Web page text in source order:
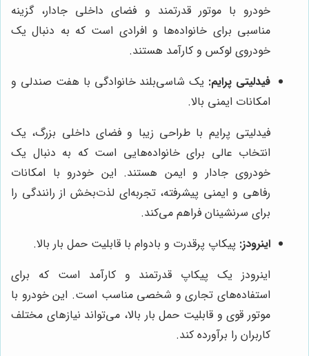
خودرو با موتور قدرتمند و فضای داخلی جادار، گزینه
مناسبی برای خانواده‌ها و افرادی است که به دنبال یک
خودروی لوکس و کارآمد هستند.
فیدلیتی پرایم: یک شاسی‌بلند خانوادگی با هفت صندلی و
امکانات ایمنی بالا.
فیدلیتی پرایم با طراحی زیبا و فضای داخلی بزرگ، یک
انتخاب عالی برای خانواده‌هایی است که به دنبال یک
خودروی جادار و ایمن هستند. این خودرو با امکانات
رفاهی و ایمنی پیشرفته، تجربه‌ای لذت‌بخش از رانندگی را
برای سرنشینان فراهم می‌کند.
اینرودز: پیکاپ پرقدرت و بادوام با قابلیت حمل بار بالا.
اینرودز یک پیکاپ قدرتمند و کارآمد است که برای
استفاده‌های تجاری و شخصی مناسب است. این خودرو با
موتور قوی و قابلیت حمل بار بالا، می‌تواند نیازهای مختلف
کاربران را برآورده کند.